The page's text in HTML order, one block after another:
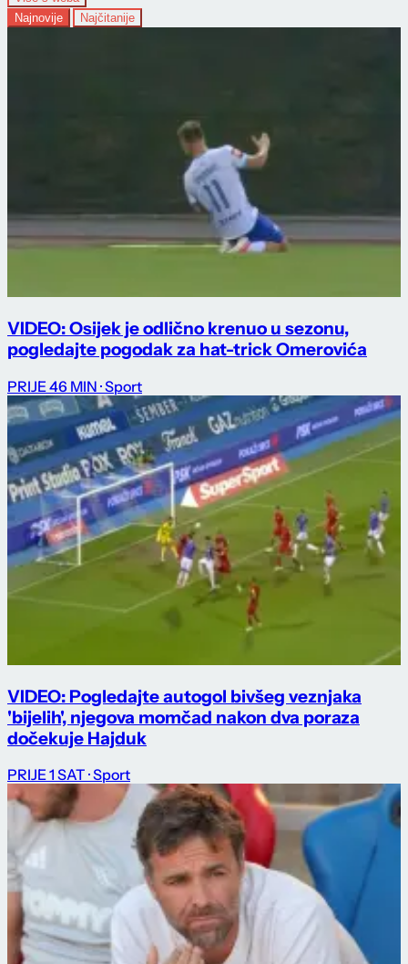
Najnovije
Najčitanije
VIDEO: Osijek je odlično krenuo u sezonu,
pogledajte pogodak za hat-trick Omerovića
PRIJE 46 MIN · Sport
VIDEO: Pogledajte autogol bivšeg veznjaka
'bijelih', njegova momčad nakon dva poraza
dočekuje Hajduk
PRIJE 1 SAT · Sport